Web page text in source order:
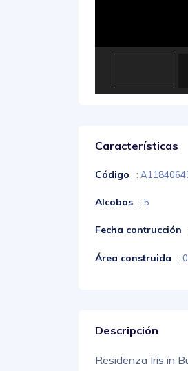
Características
Código :
Alcobas : 5
Fecha contrucción
Área construida :
Descripción
Residenza Iris in